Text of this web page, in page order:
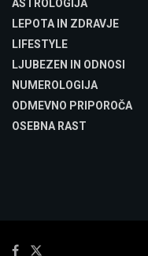
ASTROLOGIJA
LEPOTA IN ZDRAVJE
LIFESTYLE
LJUBEZEN IN ODNOSI
NUMEROLOGIJA
ODMEVNO PRIPOROČA
OSEBNA RAST